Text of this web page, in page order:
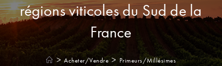
régions viticoles du Sud de la
France
> Acheter/Vendre > Primeurs/Millésimes